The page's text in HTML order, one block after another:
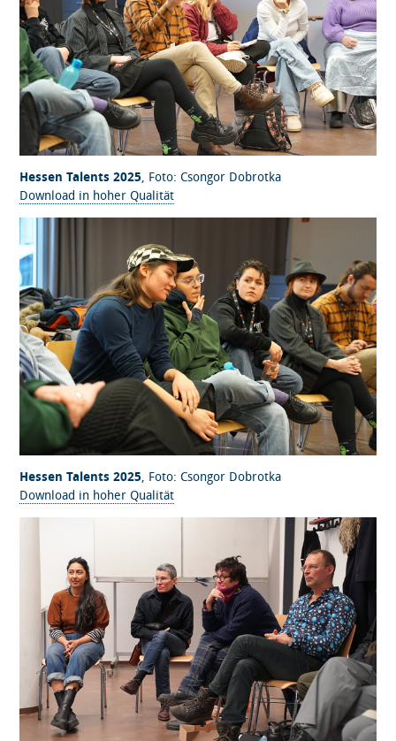
Hessen Talents 2025, Foto: Csongor Dobrotka
Download in hoher Qualität
Hessen Talents 2025, Foto: Csongor Dobrotka
Download in hoher Qualität